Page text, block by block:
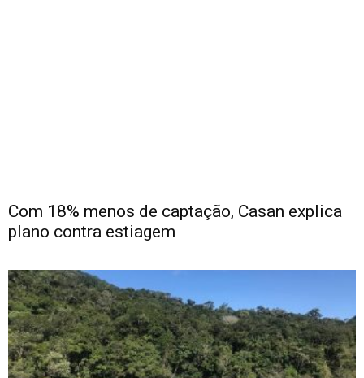
Com 18% menos de captação, Casan explica
plano contra estiagem